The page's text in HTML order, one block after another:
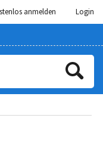
anmelden Login